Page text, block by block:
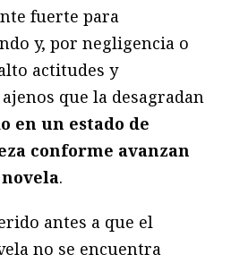
fuerte para
y, por negligencia o
actitudes y
que la desagradan
en un estado de
conforme avanzan
.
antes a que el
no se encuentra